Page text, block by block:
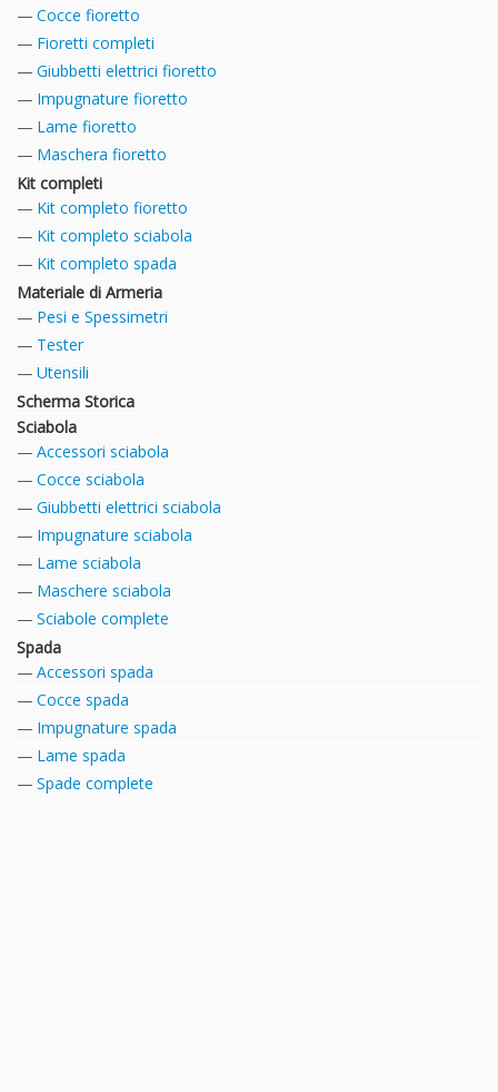
Cocce fioretto
Fioretti completi
Giubbetti elettrici fioretto
Impugnature fioretto
Lame fioretto
Maschera fioretto
Kit completi
Kit completo fioretto
Kit completo sciabola
Kit completo spada
Materiale di Armeria
Pesi e Spessimetri
Tester
Utensili
Scherma Storica
Sciabola
Accessori sciabola
Cocce sciabola
Giubbetti elettrici sciabola
Impugnature sciabola
Lame sciabola
Maschere sciabola
Sciabole complete
Spada
Accessori spada
Cocce spada
Impugnature spada
Lame spada
Spade complete